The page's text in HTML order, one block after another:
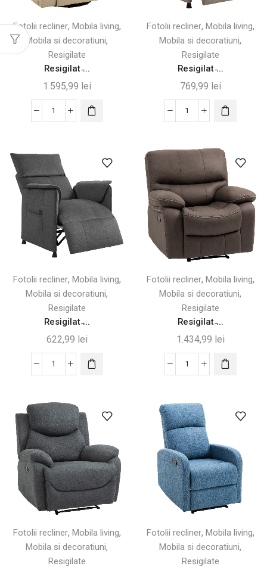
-
Desigilat
Încălzire
-
Desigilat
Fotolii recliner, Mobila living,
Mobila si decoratiuni,
Resigilate
Resigilat ̵...
1.595,99 lei
Cantitate
Fotoliu
Reclinabil
cu
Masaj
și
Încălzire,
Bej
-
Desigilat
Fotolii recliner, Mobila living,
Mobila si decoratiuni,
Resigilate
Resigilat ̵...
769,99 lei
Cantitate
Fotoliu
Reclinabil
Electric
cu
Suport
Maro
-
Desigilat
Fotolii recliner, Mobila living,
Mobila si decoratiuni,
Resigilate
Resigilat ̵...
622,99 lei
Cantitate
Fotoliu
Reclinabil
Electric
Silențios
cu
Suport
pentru
Picioare
-
Desigilat
Fotolii recliner, Mobila living,
Mobila si decoratiuni,
Resigilate
Resigilat ̵...
1.434,99 lei
Cantitate
Fotoliu
Relax
cu
Suport
pentru
Picioare,
Maro,
97x90x96cm
-
Desigilat
Fotolii recliner, Mobila living,
Mobila si decoratiuni,
Resigilate
Fotolii recliner, Mobila living,
Mobila si decoratiuni,
Resigilate